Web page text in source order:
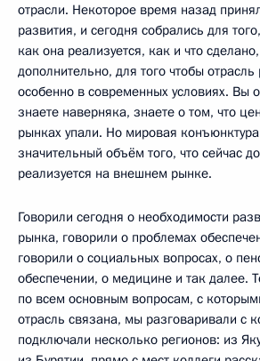
отрасли. Некоторое время назад
развития, и сегодня собрались для
как она реализуется, как и что
дополнительно, для того чтобы
особенно в современных условиях. Вы
знаете наверняка, знаете о том, что
рынках упали. Но мировая
значительный объём того, что сейчас
реализуется на внешнем рынке.
Говорили сегодня о необходимости
рынка, говорили о проблемах
говорили о социальных вопросах, о
обеспечении, о медицине и так далее.
по всем основным вопросам, с
отрасль связана, мы разговаривали с
подключали несколько регионов: из